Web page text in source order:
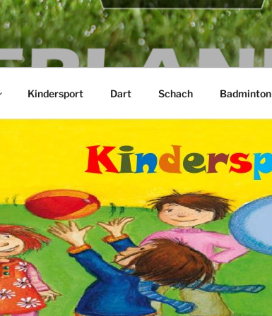
SPREE E.V.
Kindersport Dart Schach Badminton